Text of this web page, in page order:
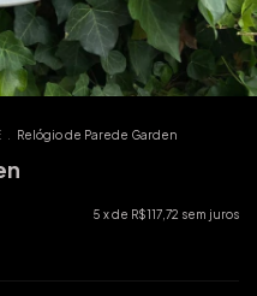
Relógio de Parede Garden
5 x de R$117,72 sem juros